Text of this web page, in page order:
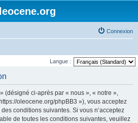
Connexion
Langue :
(désigné ci-après par « nous », « notre »,
oleocene.org/phpBB3 »), vous acceptez
conditions suivantes. Si vous n’acceptez
de toutes les conditions suivantes, veuillez